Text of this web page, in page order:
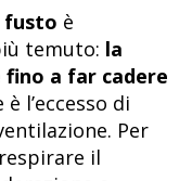
fusto è
temuto: la
fino a far cadere
l’eccesso di
Per
il